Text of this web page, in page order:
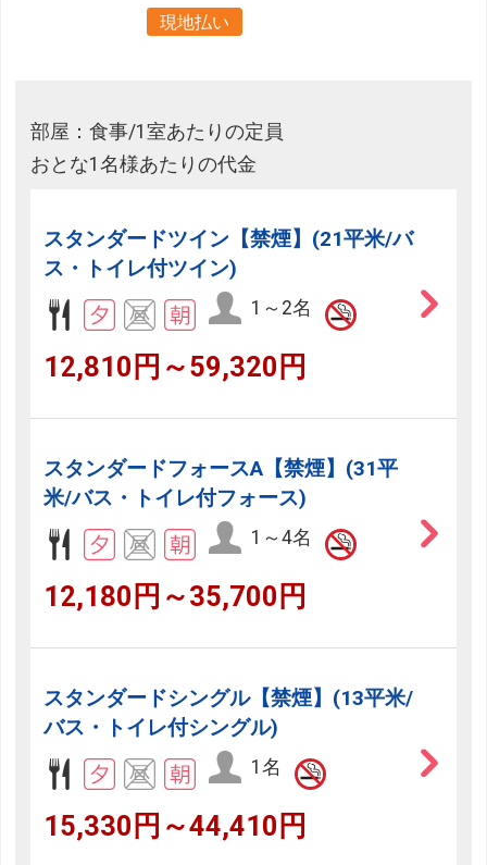
現地払い
部屋：食事/1室あたりの定員
おとな1名様あたりの代金
スタンダードツイン【禁煙】(21平米/バ
ス・トイレ付ツイン)
1～2名
12,810円～59,320円
スタンダードフォースA【禁煙】(31平
米/バス・トイレ付フォース)
1～4名
12,180円～35,700円
スタンダードシングル【禁煙】(13平米/
バス・トイレ付シングル)
1名
15,330円～44,410円